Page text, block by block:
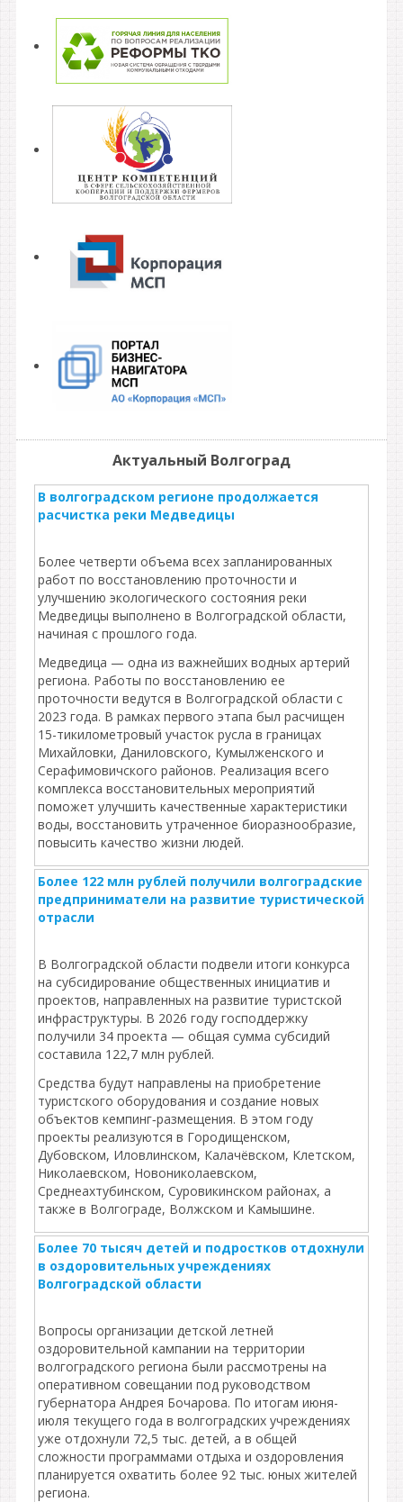
Актуальный Волгоград
В волгоградском регионе продолжается
расчистка реки Медведицы
Более четверти объема всех запланированных
работ по восстановлению проточности и
улучшению экологического состояния реки
Медведицы выполнено в Волгоградской области,
начиная с прошлого года.
Медведица — одна из важнейших водных артерий
региона. Работы по восстановлению ее
проточности ведутся в Волгоградской области с
2023 года. В рамках первого этапа был расчищен
15-тикилометровый участок русла в границах
Михайловки, Даниловского, Кумылженского и
Серафимовичского районов. Реализация всего
комплекса восстановительных мероприятий
поможет улучшить качественные характеристики
воды, восстановить утраченное биоразнообразие,
повысить качество жизни людей.
Более 122 млн рублей получили волгоградские
предприниматели на развитие туристической
отрасли
В Волгоградской области подвели итоги конкурса
на субсидирование общественных инициатив и
проектов, направленных на развитие туристской
инфраструктуры. В 2026 году господдержку
получили 34 проекта — общая сумма субсидий
составила 122,7 млн рублей.
Средства будут направлены на приобретение
туристского оборудования и создание новых
объектов кемпинг‑размещения. В этом году
проекты реализуются в Городищенском,
Дубовском, Иловлинском, Калачёвском, Клетском,
Николаевском, Новониколаевском,
Среднеахтубинском, Суровикинском районах, а
также в Волгограде, Волжском и Камышине.
Более 70 тысяч детей и подростков отдохнули
в оздоровительных учреждениях
Волгоградской области
Вопросы организации детской летней
оздоровительной кампании на территории
волгоградского региона были рассмотрены на
оперативном совещании под руководством
губернатора Андрея Бочарова. По итогам июня-
июля текущего года в волгоградских учреждениях
уже отдохнули 72,5 тыс. детей, а в общей
сложности программами отдыха и оздоровления
планируется охватить более 92 тыс. юных жителей
региона.